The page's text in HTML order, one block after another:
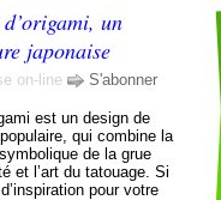
un
japonaise
on-line
S'abonner
est un design de
qui combine la
de la grue
et l’art du tatouage. Si
pour votre